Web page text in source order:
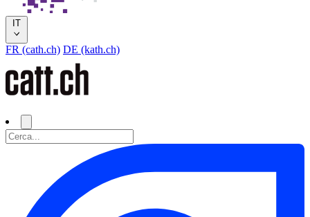
IT
FR (cath.ch) DE (kath.ch)